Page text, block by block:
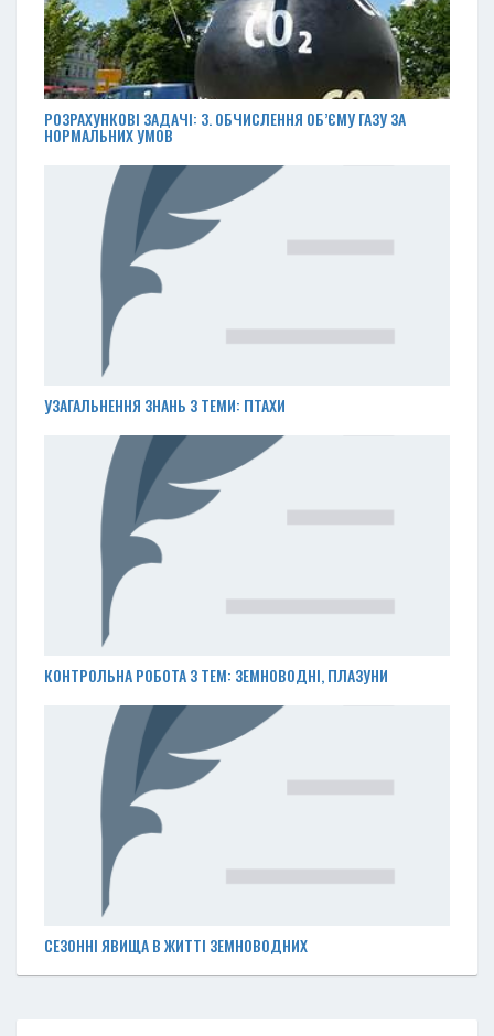
РОЗРАХУНКОВІ ЗАДАЧІ: 3. ОБЧИСЛЕННЯ ОБ’ЄМУ ГАЗУ ЗА
НОРМАЛЬНИХ УМОВ
УЗАГАЛЬНЕННЯ ЗНАНЬ З ТЕМИ: ПТАХИ
КОНТРОЛЬНА РОБОТА З ТЕМ: ЗЕМНОВОДНІ, ПЛАЗУНИ
СЕЗОННІ ЯВИЩА В ЖИТТІ ЗЕМНОВОДНИХ